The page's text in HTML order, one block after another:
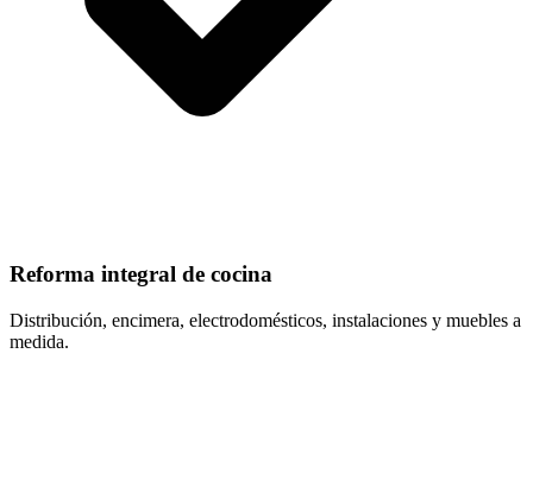
Reforma integral de cocina
Distribución, encimera, electrodomésticos, instalaciones y muebles a
medida.